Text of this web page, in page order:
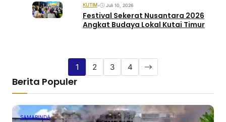
KUTIM• Juli 10, 2026
Festival Sekerat Nusantara 2026
Angkat Budaya Lokal Kutai Timur
1 2 3 4
Berita Populer
SAMARINDA